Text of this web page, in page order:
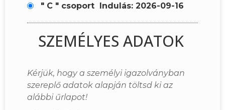
" C " csoport Indulás: 2026-09-16
SZEMÉLYES ADATOK
Kérjük, hogy a személyi igazolványban
szereplő adatok alapján töltsd ki az
alábbi űrlapot!